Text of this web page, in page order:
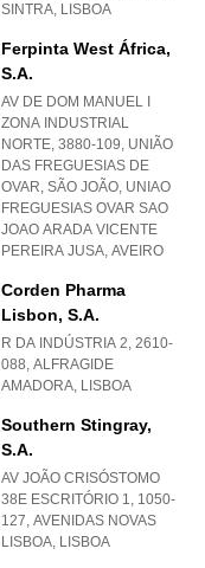
SINTRA, LISBOA
Ferpinta West África,
S.a.
AV DE DOM MANUEL I
ZONA INDUSTRIAL
NORTE, 3880-109, UNIÃO
DAS FREGUESIAS DE
OVAR, SÃO JOÃO, UNIAO
FREGUESIAS OVAR SAO
JOAO ARADA VICENTE
PEREIRA JUSA, AVEIRO
Corden Pharma
Lisbon, S.a.
R DA INDÚSTRIA 2, 2610-
088, ALFRAGIDE
AMADORA, LISBOA
Southern Stingray,
S.a.
AV JOÃO CRISÓSTOMO
38E ESCRITÓRIO 1, 1050-
127, AVENIDAS NOVAS
LISBOA, LISBOA